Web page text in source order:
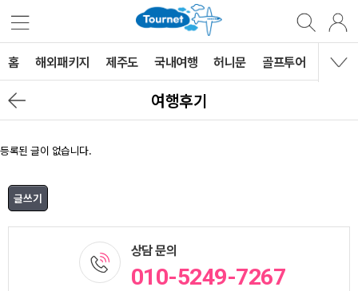
홈 해외패키지 제주도 국내여행 허니문 골프투어 MVG
여행후기
등록된 글이 없습니다.
상담 문의
010-5249-7267